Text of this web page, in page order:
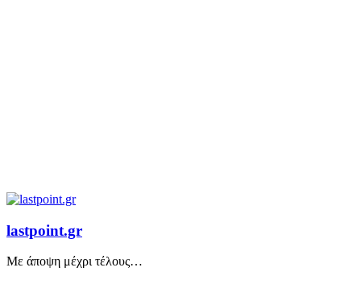
lastpoint.gr
Με άποψη μέχρι τέλους…